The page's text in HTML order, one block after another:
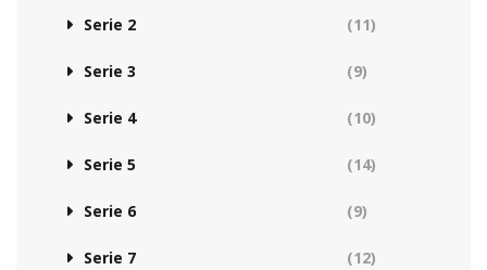
Serie 2 (11)
Serie 3 (9)
Serie 4 (10)
Serie 5 (14)
Serie 6 (9)
Serie 7 (12)